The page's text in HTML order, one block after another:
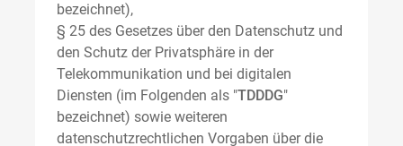
bezeichnet),
§ 25 des Gesetzes über den Datenschutz und
den Schutz der Privatsphäre in der
Telekommunikation und bei digitalen
Diensten (im Folgenden als "TDDDG"
bezeichnet) sowie weiteren
datenschutzrechtlichen Vorgaben über die